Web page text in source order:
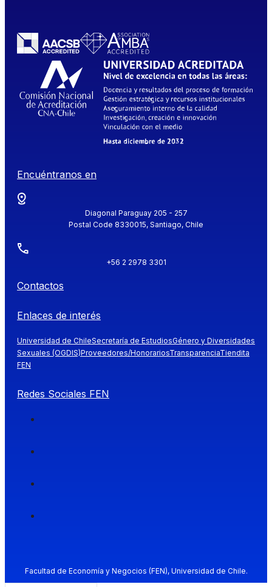
Encuéntranos en
Diagonal Paraguay 205 - 257
Postal Code 8330015, Santiago, Chile
+56 2 2978 3301
Contactos
Enlaces de interés
Universidad de ChileSecretaría de EstudiosGénero y Diversidades
Sexuales (OGDIS)Proveedores/HonorariosTransparenciaTiendita
FEN
Redes Sociales FEN
Facultad de Economía y Negocios (FEN), Universidad de Chile.